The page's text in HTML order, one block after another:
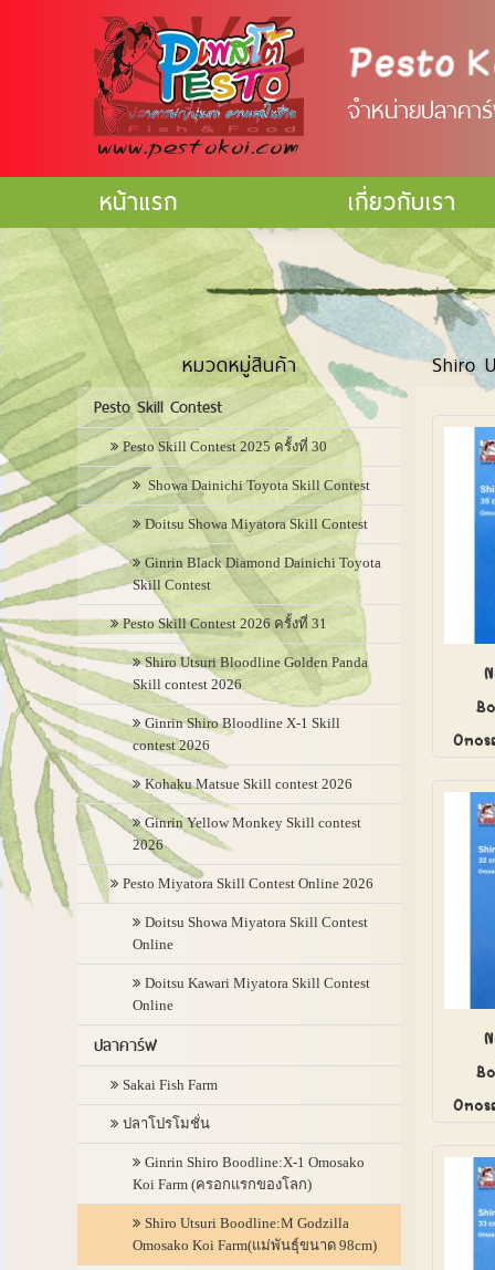
จำหน่ายปลาค
หน้าแรก เกี่ยวกับเรา
หมวดหมู่สินค้า
Pesto Skill Contest
Pesto Skill Contest 2025 ครั้งที่ 30
Showa Dainichi Toyota Skill Contest
Doitsu Showa Miyatora Skill Contest
Ginrin Black Diamond Dainichi Toyota
Skill Contest
Pesto Skill Contest 2026 ครั้งที่ 31
Shiro Utsuri Bloodline Golden Panda
Skill contest 2026
Ginrin Shiro Bloodline X-1 Skill
contest 2026
Kohaku Matsue Skill contest 2026
Ginrin Yellow Monkey Skill contest
2026
Pesto Miyatora Skill Contest Online 2026
Doitsu Showa Miyatora Skill Contest
Online
Doitsu Kawari Miyatora Skill Contest
Online
ปลาคาร์ฟ
Sakai Fish Farm
ปลาโปรโมชั่น
Ginrin Shiro Boodline:X-1 Omosako
Koi Farm (ครอกแรกของโลก)
Shiro Utsuri Boodline:M Godzilla
Omosako Koi Farm(แม่พันธุ์ขนาด 98cm)
Shiro